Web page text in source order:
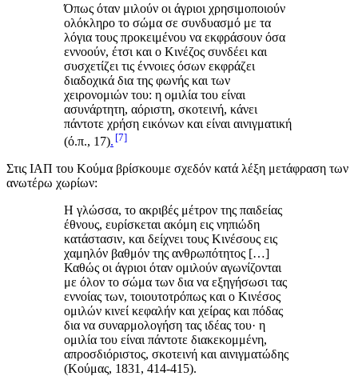
Όπως όταν μιλούν οι άγριοι χρησιμοποιούν
ολόκληρο το σώμα σε συνδυασμό με τα
λόγια τους προκειμένου να εκφράσουν όσα
εννοούν, έτσι και ο Κινέζος συνδέει και
συσχετίζει τις έννοιες όσων εκφράζει
διαδοχικά δια της φωνής και των
χειρονομιών του: η ομιλία του είναι
ασυνάρτητη, αόριστη, σκοτεινή, κάνει
πάντοτε χρήση εικόνων και είναι αινιγματική
(ό.π., 17). 7
Στις ΙΑΠ του Κούμα βρίσκουμε σχεδόν κατά λέξη μετάφραση των
ανωτέρω χωρίων:
Η γλώσσα, το ακριβές μέτρον της παιδείας
έθνους, ευρίσκεται ακόμη εις νηπιώδη
κατάστασιν, και δείχνει τους Κινέσους εις
χαμηλόν βαθμόν της ανθρωπότητος […]
Καθώς οι άγριοι όταν ομιλούν αγωνίζονται
με όλον το σώμα των δια να εξηγήσωσι τας
εννοίας των, τοιουτοτρόπως και ο Κινέσος
ομιλών κινεί κεφαλήν και χείρας και πόδας
δια να συναρμολογήση τας ιδέας του· η
ομιλία του είναι πάντοτε διακεκομμένη,
απροσδιόριστος, σκοτεινή και αινιγματώδης
(Κούμας, 1831, 414-415).